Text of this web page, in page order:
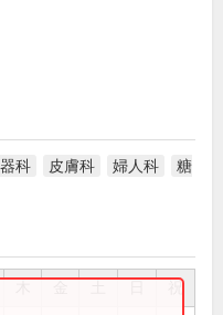
科 皮膚科 婦人科
糖
祝